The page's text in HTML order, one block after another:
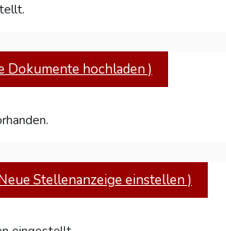
Dokumente hochladen )
Stellenanzeige einstellen )